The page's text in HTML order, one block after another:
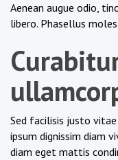
Aenean augue odio,
libero. Phasellus
Sed facilisis justo
ipsum dignissim diam
diam eget mattis